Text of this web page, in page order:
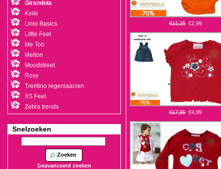
€11,25 €2,99
€17,95 €4,99
Girandola
Keiki
Limo Basics
Little Feet
Me Too
Melton
Moodstreet
Roxy
Trentino regenlaarzen
XS Feet
Zebra trends
Snelzoeken
Zoeken
Geavanceerd zoeken